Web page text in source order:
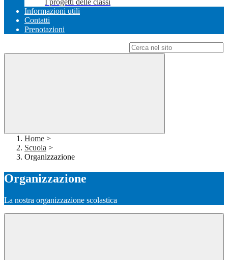
I progetti delle classi
Informazioni utili
Contatti
Prenotazioni
Home >
Scuola >
Organizzazione
Organizzazione
La nostra organizzazione scolastica